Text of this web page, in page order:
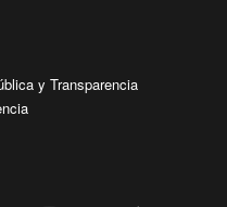
y Transparencia